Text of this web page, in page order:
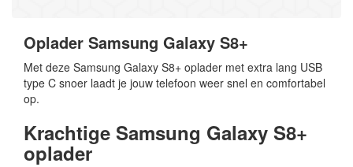
Oplader Samsung Galaxy S8+
Met deze Samsung Galaxy S8+ oplader met extra lang USB
type C snoer laadt je jouw telefoon weer snel en comfortabel
op.
Krachtige Samsung Galaxy S8+
oplader